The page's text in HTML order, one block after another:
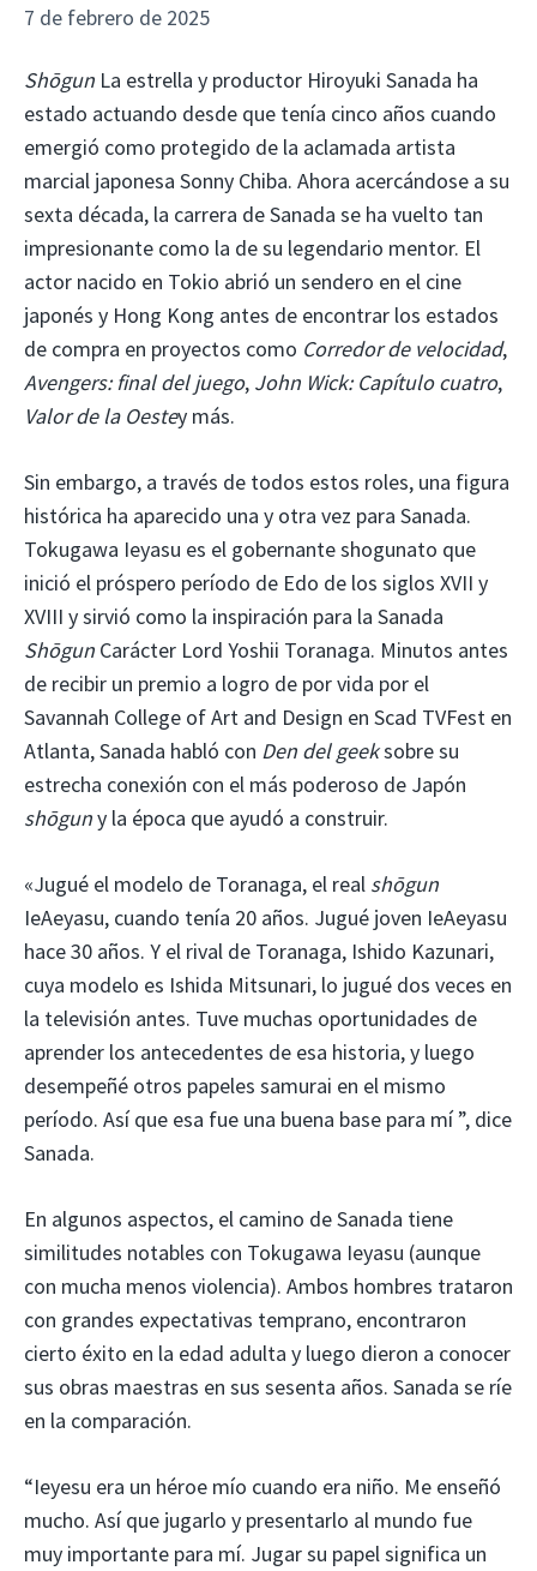
7 de febrero de 2025
Shōgun La estrella y productor Hiroyuki Sanada ha
estado actuando desde que tenía cinco años cuando
emergió como protegido de la aclamada artista
marcial japonesa Sonny Chiba. Ahora acercándose a su
sexta década, la carrera de Sanada se ha vuelto tan
impresionante como la de su legendario mentor. El
actor nacido en Tokio abrió un sendero en el cine
japonés y Hong Kong antes de encontrar los estados
de compra en proyectos como Corredor de velocidad,
Avengers: final del juego, John Wick: Capítulo cuatro,
Valor de la Oestey más.
Sin embargo, a través de todos estos roles, una figura
histórica ha aparecido una y otra vez para Sanada.
Tokugawa Ieyasu es el gobernante shogunato que
inició el próspero período de Edo de los siglos XVII y
XVIII y sirvió como la inspiración para la Sanada
Shōgun Carácter Lord Yoshii Toranaga. Minutos antes
de recibir un premio a logro de por vida por el
Savannah College of Art and Design en Scad TVFest en
Atlanta, Sanada habló con Den del geeksobre su
estrecha conexión con el más poderoso de Japón
shōguny la época que ayudó a construir.
«Jugué el modelo de Toranaga, el real shōgun
IeAeyasu, cuando tenía 20 años. Jugué joven IeAeyasu
hace 30 años. Y el rival de Toranaga, Ishido Kazunari,
cuya modelo es Ishida Mitsunari, lo jugué dos veces en
la televisión antes. Tuve muchas oportunidades de
aprender los antecedentes de esa historia, y luego
desempeñé otros papeles samurai en el mismo
período. Así que esa fue una buena base para mí ”, dice
Sanada.
En algunos aspectos, el camino de Sanada tiene
similitudes notables con Tokugawa Ieyasu (aunque
con mucha menos violencia). Ambos hombres trataron
con grandes expectativas temprano, encontraron
cierto éxito en la edad adulta y luego dieron a conocer
sus obras maestras en sus sesenta años. Sanada se ríe
en la comparación.
“Ieyesu era un héroe mío cuando era niño. Me enseñó
mucho. Así que jugarlo y presentarlo al mundo fue
muy importante para mí. Jugar su papel significa un